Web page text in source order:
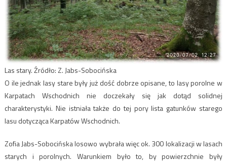
Las stary. Źródło: Z. Jabs-Sobocińska
O ile jednak lasy stare były już dość dobrze opisane, to lasy porolne w
Karpatach Wschodnich nie doczekały się jak dotąd solidnej
charakterystyki. Nie istniała także do tej pory lista gatunków starego
lasu dotycząca Karpatów Wschodnich.
Zofia Jabs-Sobocińska losowo wybrała więc ok. 300 lokalizacji w lasach
starych i porolnych. Warunkiem było to, by powierzchnie były